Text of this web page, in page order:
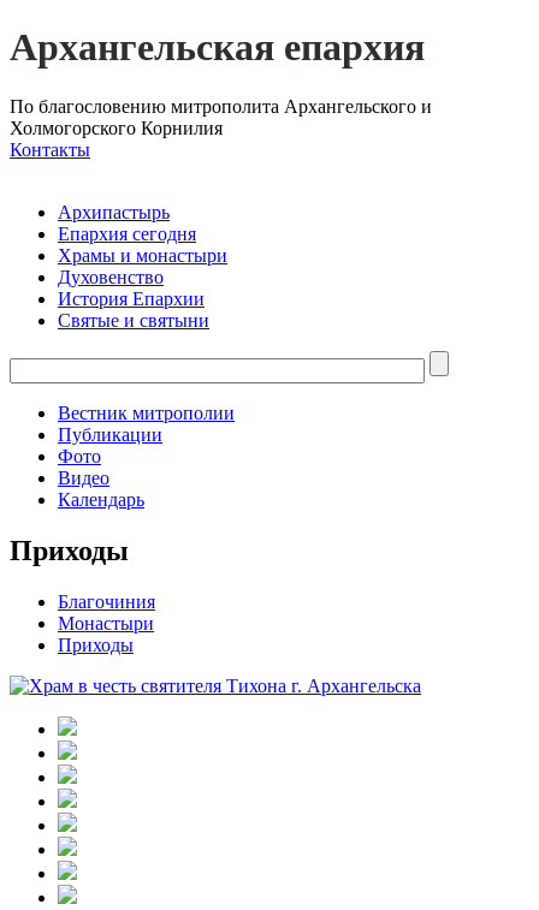
Архангельская епархия
По благословению митрополита Архангельского и
Холмогорского Корнилия
Контакты
Архипастырь
Епархия сегодня
Храмы и монастыри
Духовенство
История Епархии
Святые и святыни
Вестник митрополии
Публикации
Фото
Видео
Календарь
Приходы
Благочиния
Монастыри
Приходы